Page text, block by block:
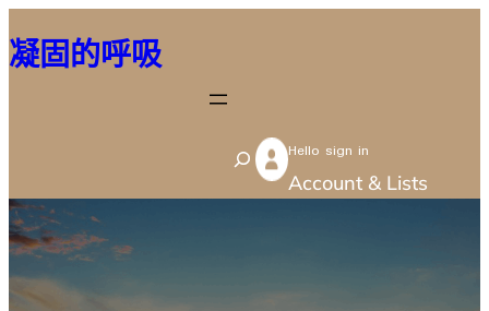
至
容
凝固的呼吸
S
e
Hello sign in
Account & Lists